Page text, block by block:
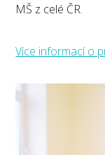
MŠ z celé ČR.
Více informací o